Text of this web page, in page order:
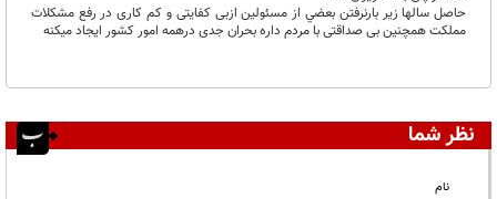
حاصل سالها زیر بارنرفتن بعضي از مسئولین ازبی کفایتی و کم کاری در رفع مشکلات
مملکت همچنین بی صداقتی با مردم داره بحران جدی درهمه امور کشور ایجاد میکنه
نظر شما
نام